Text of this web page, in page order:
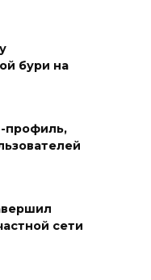
бури на
профиль,
сети